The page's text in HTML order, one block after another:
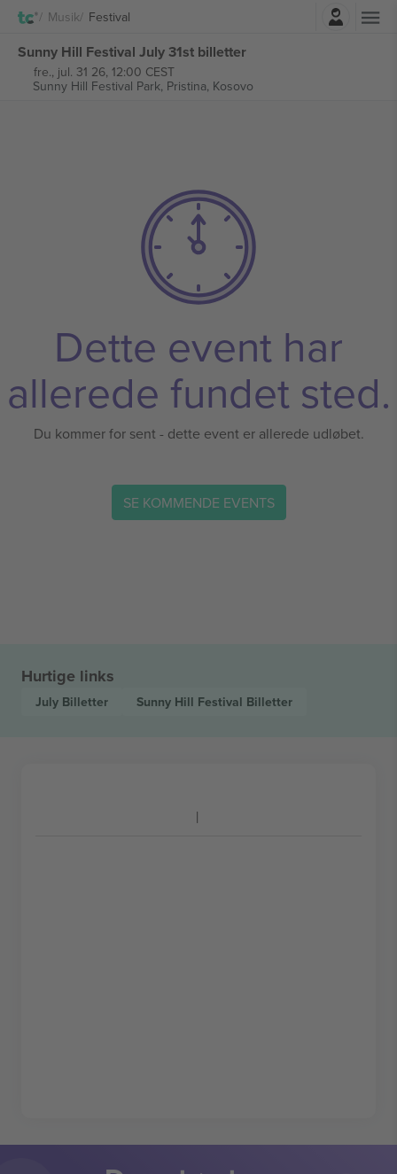
Musik Festival
Sunny Hill Festival July 31st billetter
fre., jul. 31 26, 12:00 CEST
Sunny Hill Festival Park, Pristina, Kosovo
Dette event har
allerede fundet sted.
Du kommer for sent - dette event er allerede udløbet.
SE KOMMENDE EVENTS
Hurtige links
July Billetter Sunny Hill Festival Billetter